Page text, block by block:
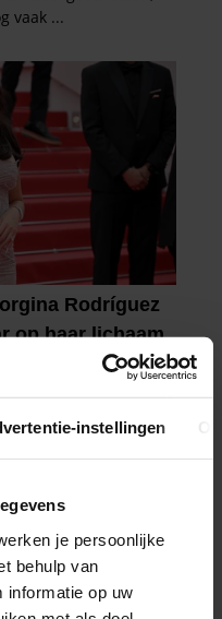
instellingen
je persoonlijke
behulp van
informatie op uw